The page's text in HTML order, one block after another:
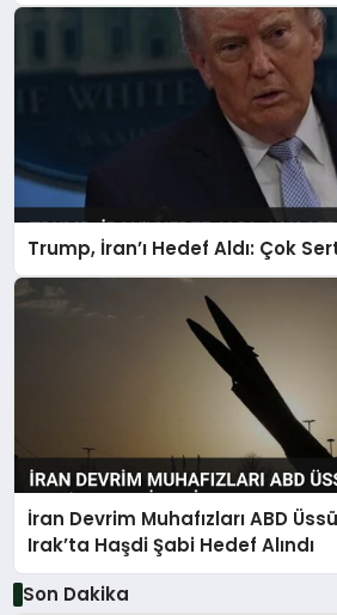
Trump, İran’ı Hedef Aldı: Çok
İran Devrim Muhafızları ABD
Irak’ta Haşdi Şabi Hedef Alındı
Son Dakika